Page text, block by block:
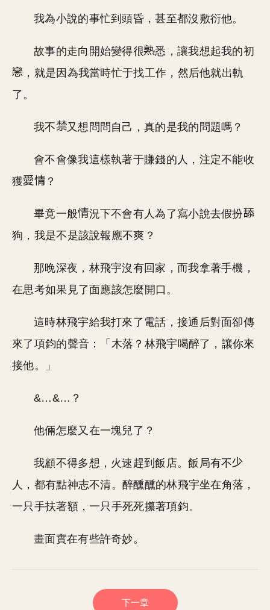
我為小說的事忙到頭昏，甚至都沒敷衍他。
故事的走向開始變得很
悉，讓我想起我的初
，就是因為我當時忙于找工作，然后他就出軌
了。
我不 又想問問自己，真的是我的問題嗎？
會不會像我這樣執著于賺錢的人，注定不能收
獲
？
畢竟一般
況下不會有人為了寫小說去假扮
狗，我是不是該說報應不爽？
那晚深夜，林飛宇沒有回家，而我拿著手機，
在思考如果見了面應該怎麼開口。
這時林飛宇給我打來了電話，接通后對面卻傳
來了項鈞的聲音：「木落？林飛宇喝醉了，讓你來
接他。」
&…&…？
他倆怎麼又在一塊兒了？
我顧不得多想，火速趕到飯店。飯局有不
人，都有點神志不清。醉醺醺的林飛宇坐在角落，
一只手扶著額，一只手死死攥著項鈞。
畫面實在有些許奇妙。
下一章